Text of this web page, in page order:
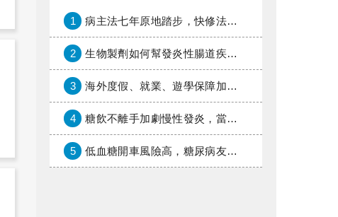
1 病主法七年原地踏步，快修法讓病人自主決定善終
2 生物製劑如何幫發炎性腸道疾病患者抗潰瘍？治療進展與健保給付困境一次看
3 海外度假、就業、遊學保障加倍，富邦產險「一期逐夢」專案加碼遠距醫療與緊急救援
4 糖飲不離手加劇慢性發炎，當心老化與慢性病提早報到
5 低血糖開車風險高，糖尿病友上路必學的安全守則